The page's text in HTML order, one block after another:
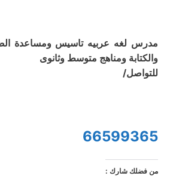
مدرس لغه عربيه تاسيس ومساعدة
والكتابة ومناهج متوسط وثانوى
للتواصل/
66599365
من فضلك شارك :